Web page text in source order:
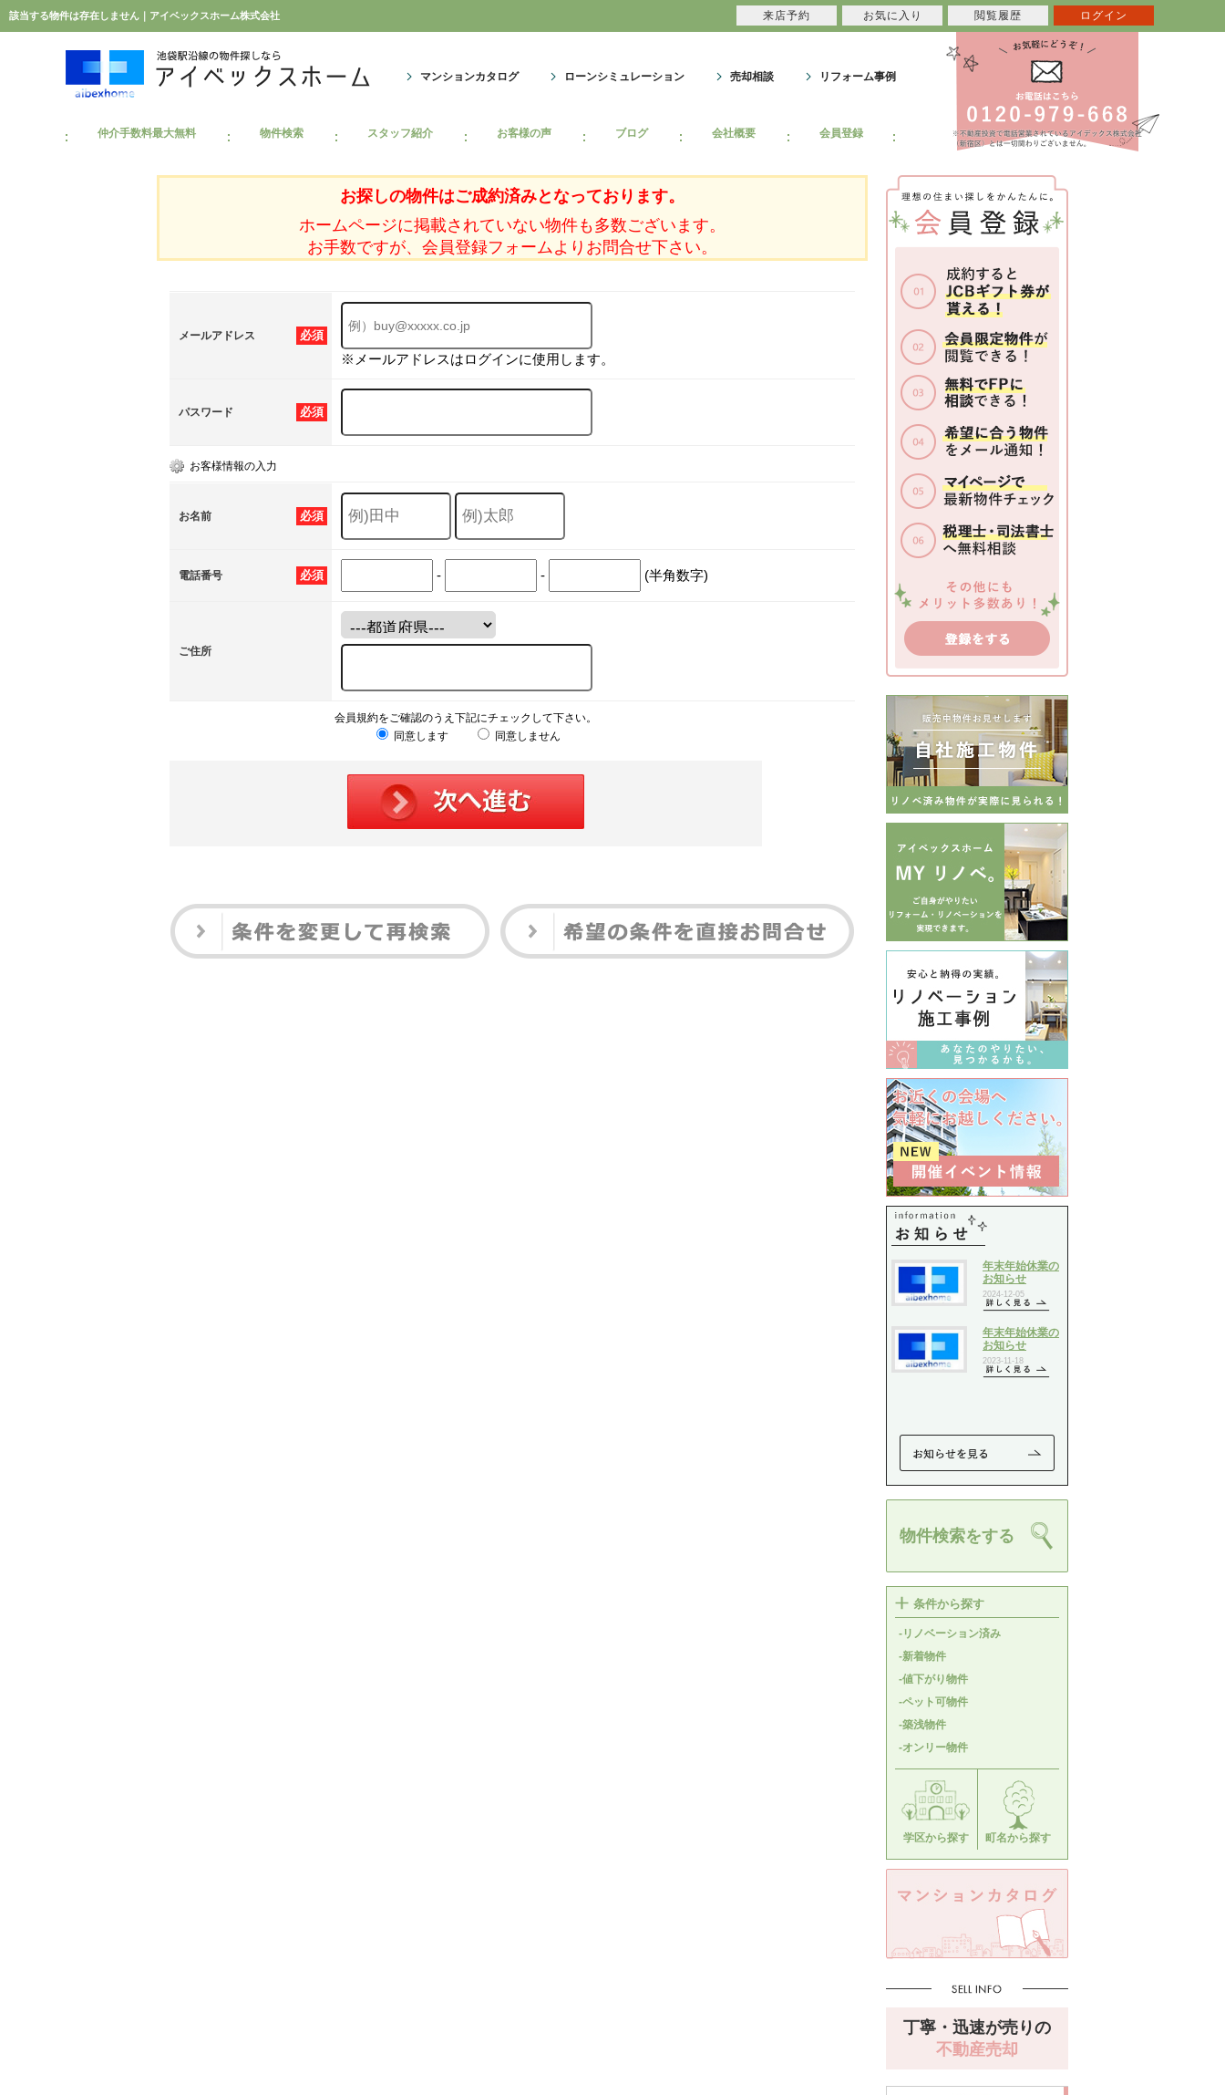
該当する物件は存在しません｜アイベックスホーム株式会社
マンションカタログ ローンシミュレーション 売却相談 リフォーム事例
仲介手数料最大無料 物件検索 スタッフ紹介 お客様の声 ブログ 会社概要 会員登録
お探しの物件はご成約済みとなっております。
ホームページに掲載されていない物件も多数ございます。
お手数ですが、会員登録フォームよりお問合せ下さい。
必須
メールアドレス
※メールアドレスはログインに使用します。
必須
パスワード
お客様情報の入力
必須
お名前
必須
電話番号 - - (半角数字)
ご住所
会員規約をご確認のうえ下記にチェックして下さい。
同意します
同意しません
物件検索をする
条件から探す
-リノベーション済み
-新着物件
-値下がり物件
-ペット可物件
-築浅物件
-オンリー物件
学区から探す 町名から探す
丁寧・迅速が売りの
不動産売却
来店予約 お気に入り 閲覧履歴 ログイン